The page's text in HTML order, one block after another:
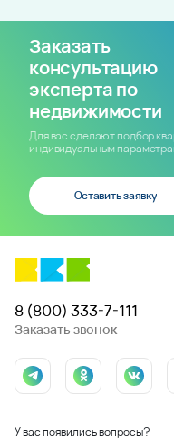
Заказать
консультацию
эксперта по
недвижимости
Для вас сделают подбор
индивидуальным
Оставить заявку
8 (800) 333-7-111
Заказать звонок
У вас появились вопросы?